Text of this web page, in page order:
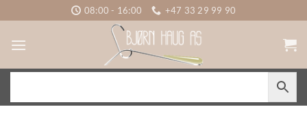
to
content
08:00 - 16:00 +47 33 29 99 90